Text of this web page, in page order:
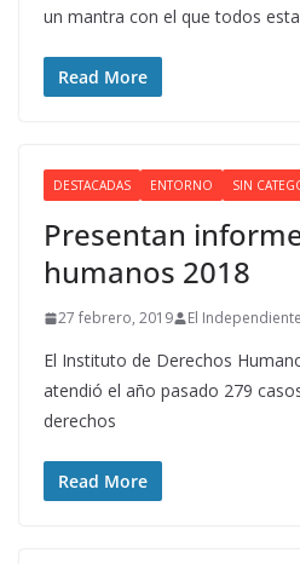
un mantra con el que todos
Read More
DESTACADAS ENTORNO SIN
Presentan
humanos 2018
27 febrero, 2019 El Independiente
El Instituto de Derechos
atendió el año pasado 279
derechos
Read More